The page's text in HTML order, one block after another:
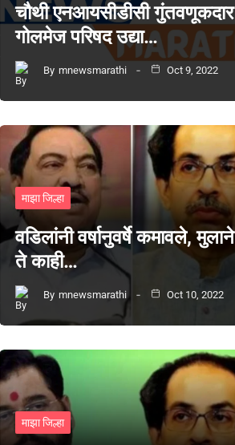
चौथी एनआयसीडीसी गुंतवणूकदार
गोलमेज परिषद उद्या…
By mnewsmarathi Oct 9, 2022
माझा जिल्हा
वडिलांनी वर्षानुवर्षे कमावले, मुलाने
ते काही…
By mnewsmarathi Oct 10, 2022
माझा जिल्हा